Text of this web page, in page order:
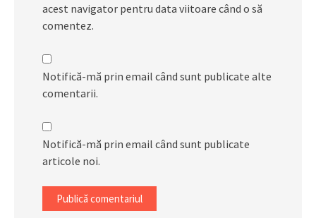
acest navigator pentru data viitoare când o să
comentez.
Notifică-mă prin email când sunt publicate alte
comentarii.
Notifică-mă prin email când sunt publicate
articole noi.